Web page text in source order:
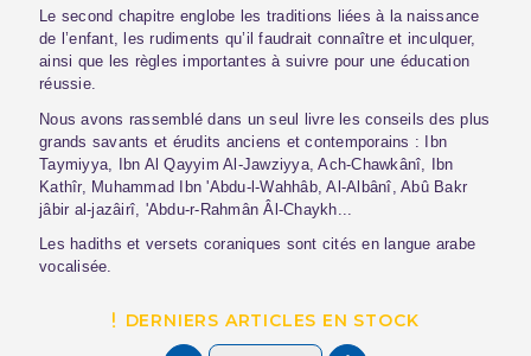
Le second chapitre englobe les traditions liées à la naissance
de l’enfant, les rudiments qu’il faudrait connaître et inculquer,
ainsi que les règles importantes à suivre pour une éducation
réussie.
Nous avons rassemblé dans un seul livre les conseils des plus
grands savants et érudits anciens et contemporains : Ibn
Taymiyya, Ibn Al Qayyim Al-Jawziyya, Ach-Chawkânî, Ibn
Kathîr, Muhammad Ibn 'Abdu-l-Wahhâb, Al-Albânî, Abû Bakr
jâbir al-jazâirî, 'Abdu-r-Rahmân Âl-Chaykh...
Les hadiths et versets coraniques sont cités en langue arabe
vocalisée.
DERNIERS ARTICLES EN STOCK